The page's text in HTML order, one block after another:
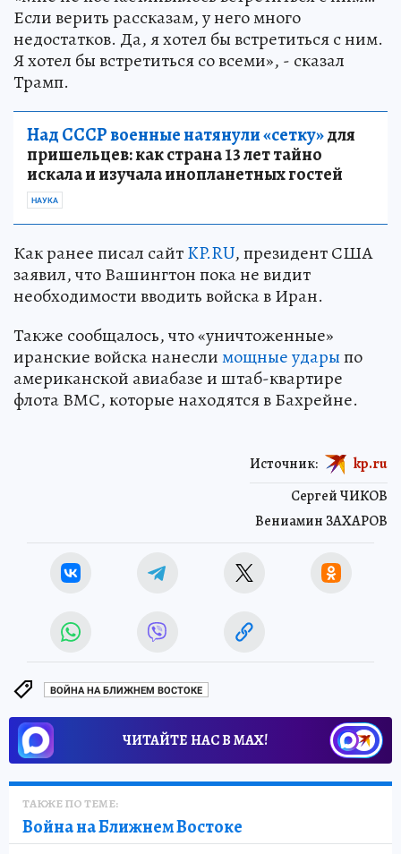
Если верить рассказам, у него много
недостатков. Да, я хотел бы встретиться с ним.
Я хотел бы встретиться со всеми», - сказал
Трамп.
Над СССР военные натянули «сетку»для
пришельцев: как страна 13 лет тайно
искала и изучала инопланетных гостей
НАУКА
Как ранее писал сайтKP.RU, президент США
заявил, что Вашингтон пока не видит
необходимости вводить войска в Иран.
Также сообщалось, что «уничтоженные»
иранские войска нанеслимощные ударыпо
американской авиабазе и штаб-квартире
флота ВМС, которые находятся в Бахрейне.
Сергей ЧИКОВ
Вениамин ЗАХАРОВ
Источник: kp.ru
ВОЙНА НА БЛИЖНЕМ ВОСТОКЕ
ЧИТАЙТЕ НАС В МАХ!
ТАКЖЕ ПО ТЕМЕ:
Война на Ближнем Востоке